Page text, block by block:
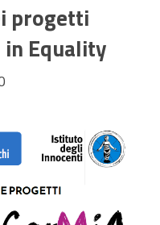
progetti
in Equality